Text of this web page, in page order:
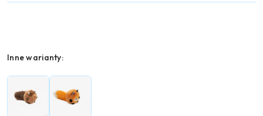
Wariant
Inne warianty: